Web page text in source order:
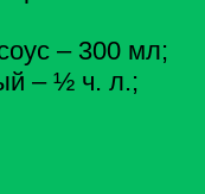
– 300 мл;
– ½ ч. л.;